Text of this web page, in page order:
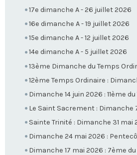
17e dimanche A - 26 juillet 2026
16e dimanche A - 19 juillet 2026
15e dimanche A - 12 juillet 2026
14e dimanche A - 5 juillet 2026
13ème Dimanche du Temps
12ème Temps Ordinaire :
Dimanche 14 juin 2026 : 11ème du
Le Saint Sacrement : Dimanche
Sainte Trinité : Dimanche 31 mai
Dimanche 24 mai 2026 :
Dimanche 17 mai 2026 : 7ème